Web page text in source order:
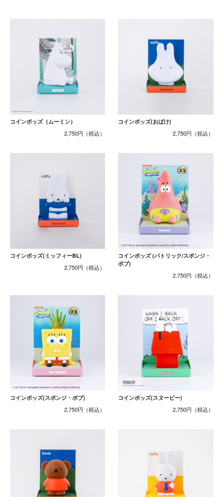
コインポッズ（ムーミン）
2,750円
コインポッズ(おばけ)
2,750円
コインポッズ(ミッフィーBL)
2,750円
コインポッズ (パトリック/スポンジ・
ボブ)
2,750円
コインポッズ(スポンジ・ボブ)
2,750円
コインポッズ(スヌーピー)
2,750円